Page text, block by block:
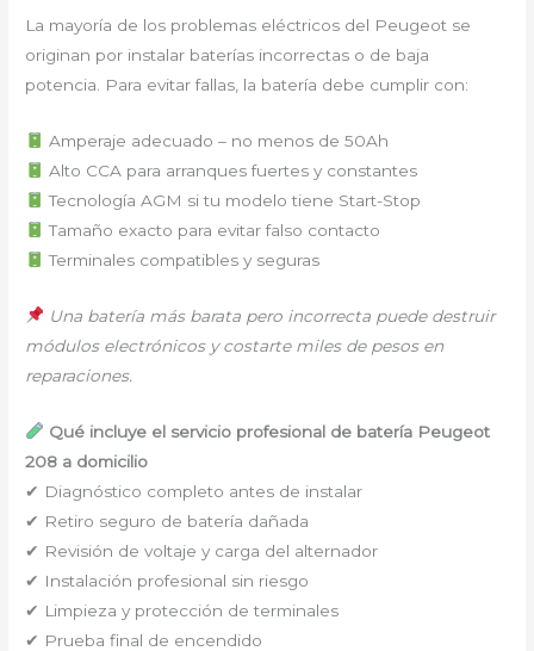
La mayoría de los problemas eléctricos del Peugeot se
originan por instalar baterías incorrectas o de baja
potencia. Para evitar fallas, la batería debe cumplir con:
Amperaje adecuado ⁠–⁠ no menos de 50Ah
Alto CCA para arranques fuertes y constantes
Tecnología AGM si tu modelo tiene Start-Stop
Tamaño exacto para evitar falso contacto
Terminales compatibles y seguras
Una batería más barata pero incorrecta puede destruir
módulos electrónicos y costarte miles de pesos en
reparaciones.
Qué incluye el servicio profesional de batería Peugeot
208 a domicilio
✔ Diagnóstico completo antes de instalar
✔ Retiro seguro de batería dañada
✔ Revisión de voltaje y carga del alternador
✔ Instalación profesional sin riesgo
✔ Limpieza y protección de terminales
✔ Prueba final de encendido